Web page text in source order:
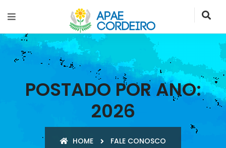
POSTADO POR ANO:
2026
HOME FALE CONOSCO